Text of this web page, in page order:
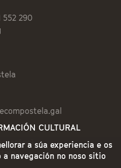
552 290
CULTURAL
a súa experiencia e os
a navegación no noso sitio